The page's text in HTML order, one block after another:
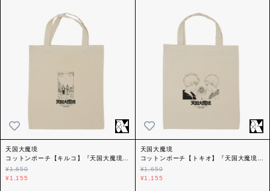
天国大魔境
コットンポーチ【キルコ】『天国大魔境』
プロペラ
¥1,650
¥1,155
天国大魔境
コットンポーチ【トキオ】『天国大魔境』
プロペラ
¥1,650
¥1,155